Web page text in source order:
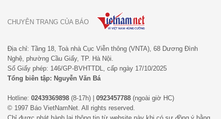
Địa chỉ: Tầng 18, Toà nhà Cục Viễn thông (VNTA), 68 Dương Đình
Nghệ, phường Cầu Giấy, TP. Hà Nội.
Số Giấy phép: 146/GP-BVHTTDL, cấp ngày 17/10/2025
Tổng biên tập: Nguyễn Văn Bá
Hotline: 02439369898 (8-17h) | 0923457788 (ngoài giờ HC)
© 1997 Báo VietNamNet. All rights reserved.
CHUYÊN TRANG CỦA BÁO